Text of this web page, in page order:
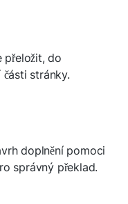
přeložit, do
stránky.
doplnění pomoci
správný překlad.